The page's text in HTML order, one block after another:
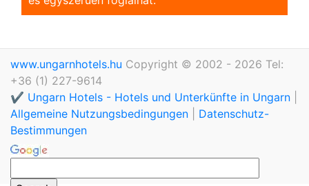
www.ungarnhotels.hu Copyright © 2002 - 2026 Tel:
+36 (1) 227-9614
✔️ Ungarn Hotels - Hotels und Unterkünfte in Ungarn
Allgemeine Nutzungsbedingungen
Datenschutz-
Bestimmungen